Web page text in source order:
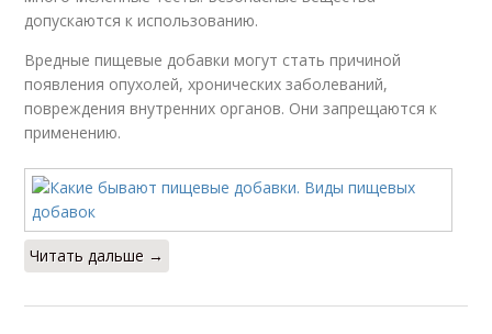
допускаются к использованию.
Вредные пищевые добавки могут стать причиной
появления опухолей, хронических заболеваний,
повреждения внутренних органов. Они запрещаются к
применению.
Читать дальше →